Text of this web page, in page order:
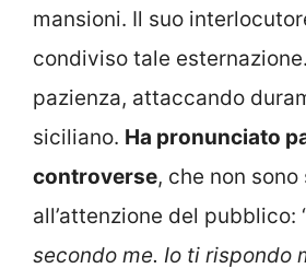
mansioni. Il suo
condiviso tale
pazienza, attaccando
siciliano. Ha pronunciato
controverse, che non
all’attenzione del pubblico:
secondo me. Io ti rispondo